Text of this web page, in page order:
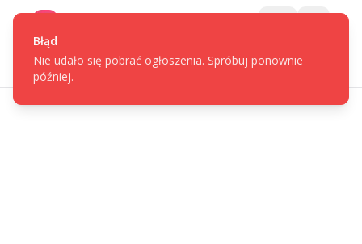
Błąd
Nie udało się pobrać ogłoszenia. Spróbuj ponownie
później.